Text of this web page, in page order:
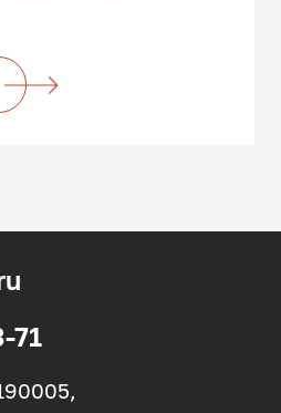
71